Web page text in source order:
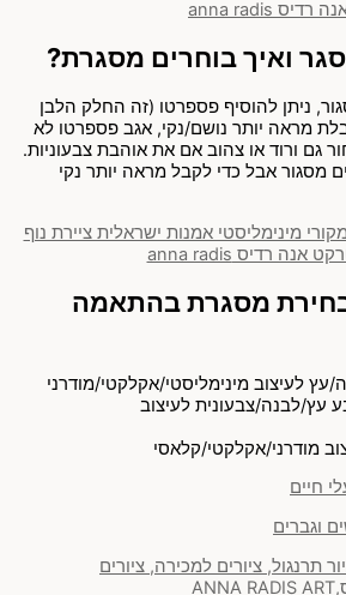
ואיך בוחרים מסגרת?
ניתן להוסיף פספרטו (זה החלק הלבן
מראה יותר נושם/נקי, אגב פספרטו לא
גם ורוד או צהוב אם את אוהבת צבעוניות.
מסגור אבל כדי לקבל מראה יותר נקי
מסגרת בהתאמה
לעיצוב מינימליסטי/אקלקטי/מודרני
לבנה/צבעונית לעיצוב
מודרני/אקלקטי/קלאסי
חיים
וגברים